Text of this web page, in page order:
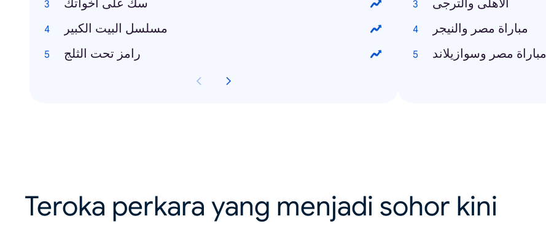
سك على اخواتك
مسلسل البيت الكبير
رامز تحت الثلج
الاهلى والترجى
مباراة مصر والنيجر
مباراة مصر وسوازيلاند
Teroka perkara yang menjadi sohor kini